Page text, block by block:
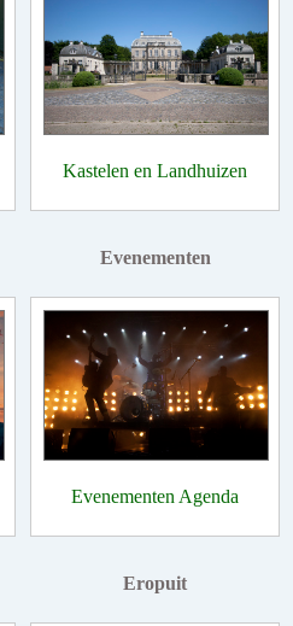
Kastelen en Landhuizen
Evenementen
Evenementen Agenda
Eropuit